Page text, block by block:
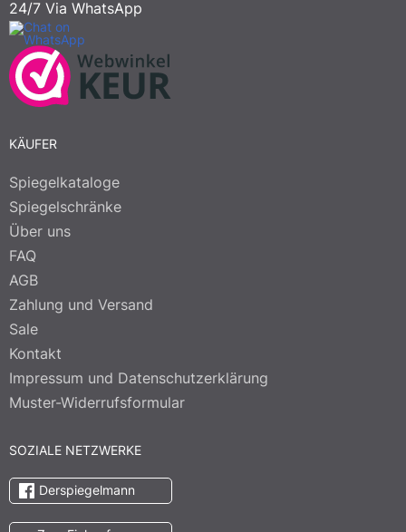
24/7 Via WhatsApp
KÄUFER
Spiegelkataloge
Spiegelschränke
Über uns
FAQ
AGB
Zahlung und Versand
Sale
Kontakt
Impressum und Datenschutzerklärung
Muster-Widerrufsformular
SOZIALE NETZWERKE
Derspiegelmann